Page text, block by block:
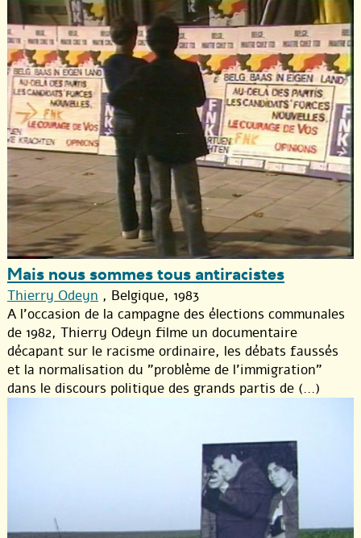
Mais nous sommes tous antiracistes
Thierry Odeyn , Belgique, 1983
A l’occasion de la campagne des élections communales
de 1982, Thierry Odeyn filme un documentaire
décapant sur le racisme ordinaire, les débats faussés
et la normalisation du "problème de l’immigration"
dans le discours politique des grands partis de (...)